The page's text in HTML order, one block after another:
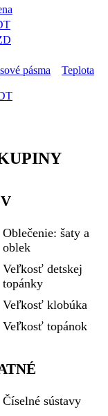
pásma Teplota
Oblečenie: šaty a
oblek
Veľkosť detskej
topánky
Veľkosť klobúka
Veľkosť topánok
Číselné sústavy